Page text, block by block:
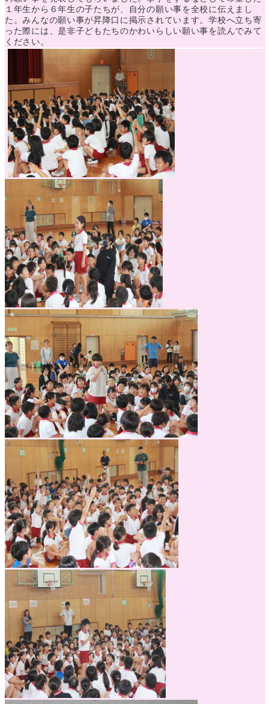
１年生から６年生の子たちが、自分の願い事を全校に伝えまし
た。みんなの願い事が昇降口に掲示されています。学校へ立ち寄
った際には、是非子どもたちのかわいらしい願い事を読んでみて
ください。